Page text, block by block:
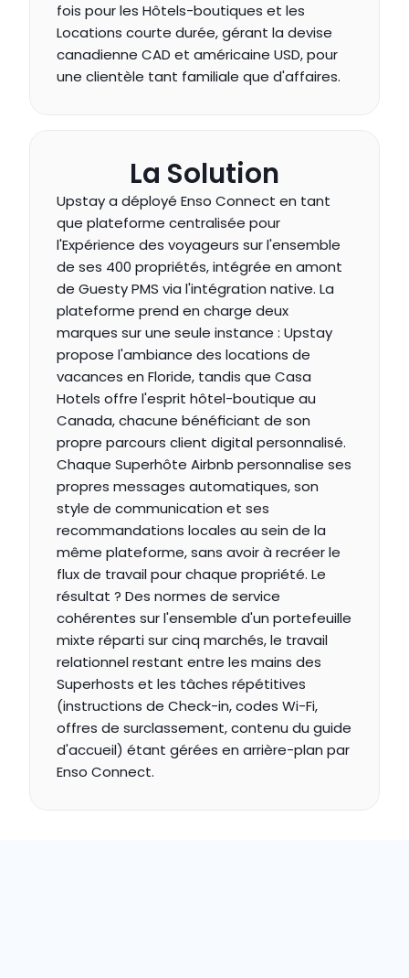
fois pour les Hôtels-boutiques et les
Locations courte durée, gérant la devise
canadienne CAD et américaine USD, pour
une clientèle tant familiale que d'affaires.
La Solution
Upstay a déployé Enso Connect en tant
que plateforme centralisée pour
l'Expérience des voyageurs sur l'ensemble
de ses 400 propriétés, intégrée en amont
de Guesty PMS via l'intégration native. La
plateforme prend en charge deux
marques sur une seule instance : Upstay
propose l'ambiance des locations de
vacances en Floride, tandis que Casa
Hotels offre l'esprit hôtel-boutique au
Canada, chacune bénéficiant de son
propre parcours client digital personnalisé.
Chaque Superhôte Airbnb personnalise ses
propres messages automatiques, son
style de communication et ses
recommandations locales au sein de la
même plateforme, sans avoir à recréer le
flux de travail pour chaque propriété. Le
résultat ? Des normes de service
cohérentes sur l'ensemble d'un portefeuille
mixte réparti sur cinq marchés, le travail
relationnel restant entre les mains des
Superhosts et les tâches répétitives
(instructions de Check-in, codes Wi-Fi,
offres de surclassement, contenu du guide
d'accueil) étant gérées en arrière-plan par
Enso Connect.